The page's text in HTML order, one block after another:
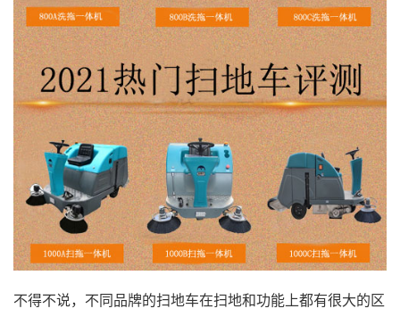
不得不说，不同品牌的扫地车在扫地和功能上都有很大的区